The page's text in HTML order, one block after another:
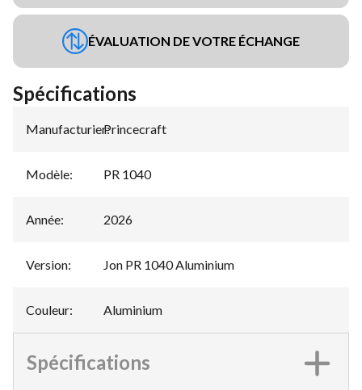
ÉVALUATION DE VOTRE ÉCHANGE
Spécifications
Manufacturier:
Princecraft
Modèle: PR 1040
Année: 2026
Version: Jon PR 1040 Aluminium
Couleur: Aluminium
Spécifications